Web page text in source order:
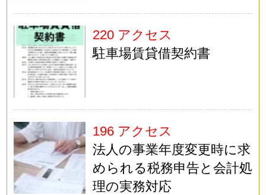
220 アクセス
駐車場賃貸借契約書
196 アクセス
法人の事業年度変更時に求
められる税務申告と会計処
理の実務対応